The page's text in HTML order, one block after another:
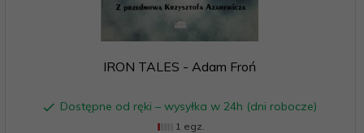
IRON TALES - Adam Froń
Dostępne od ręki – wysyłka w 24h (dni robocze)
1 egz.